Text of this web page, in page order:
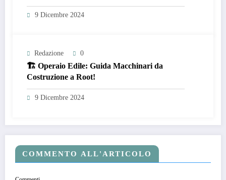
9 Dicembre 2024
Redazione 0
🏗️ Operaio Edile: Guida Macchinari da
Costruzione a Root!
9 Dicembre 2024
COMMENTO ALL'ARTICOLO